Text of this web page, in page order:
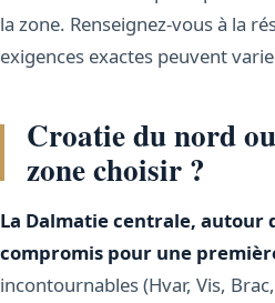
la zone. Renseignez-vous à la
exigences exactes peuvent
Croatie du nord
zone choisir ?
La Dalmatie centrale, autour
compromis pour une
incontournables (Hvar, Vis,